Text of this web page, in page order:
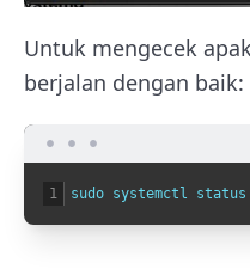
Untuk mengecek
berjalan dengan baik:
1 sudo systemctl status